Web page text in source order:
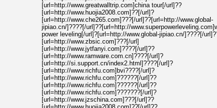
[url=http://www.greatwalltrip.com]china tour[/url]??
[url=http://www.huojia2008.com]??[/url]?
[url=http://www.che265.com]???[/url]??[url=http://www.global-
jipiao.cn/]????[/url]??[url=http://
power leveling[/url]?[url=http://www.global-jipiao.cn/]????[/
[url=http://www.zbsic.com]???[/url]
[url=http://www.jytfanyi.com]????[/url]??
[url=http://www.ramware.com.cn]????[/url]?
[url=http://si.support.cn/index2.html]????[/url]?
[url=http://www.richfu.com]bvi????[/url]?
[url=http://www.richfu.com]??????[/url]??
[url=http://www.richfu.com]??????[/url]??
[url=http://www.richfu.com]???????[/url]?
[url=http://www.jzschina.com]???[/url]??